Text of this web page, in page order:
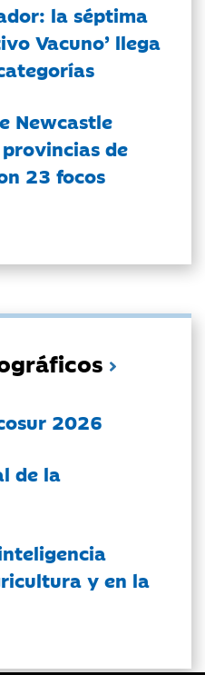
la séptima
Vacuno’ llega
Newcastle
de
23 focos
2026
de la
y en la